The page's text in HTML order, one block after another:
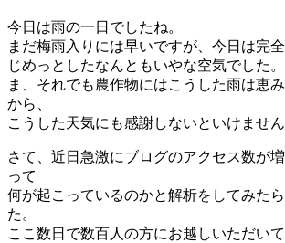
今日は雨の一日でしたね。
まだ梅雨入りには早いですが、今日は完全
じめっとしたなんともいやな空気でした。
ま、それでも農作物にはこうした雨は恵
から、
こうした天気にも感謝しないといけません
さて、近日急激にブログのアクセス数が
って
何が起こっているのかと解析をしてみた
た。
ここ数日で数百人の方にお越しいただい